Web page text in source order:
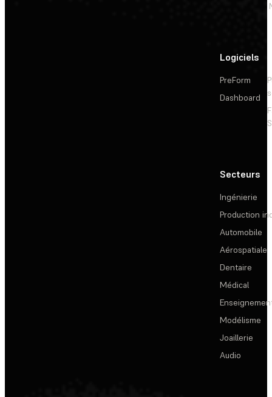
Logiciels
PreForm
Dashboard
Secteurs
Ingénierie
Production
Automobile
Aérospatiale
Dentaire
Médical
Modélisme
Joaillerie
Audio